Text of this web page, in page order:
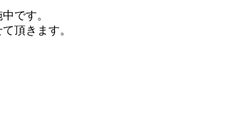
です。
頂きます。